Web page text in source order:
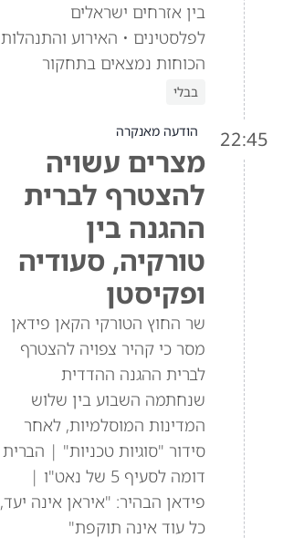
בין אזרחים ישראלים
לפלסטינים • האירוע והתנהלות
הכוחות נמצאים בתחקור
בבלי
22:45 הודעה מאנקרה
מצרים עשויה
להצטרף לברית
ההגנה בין
טורקיה, סעודיה
ופקיסטן
שר החוץ הטורקי הקאן פידאן
מסר כי קהיר צפויה להצטרף
לברית ההגנה ההדדית
שנחתמה השבוע בין שלוש
המדינות המוסלמיות, לאחר
סידור "סוגיות טכניות" | הברית
דומה לסעיף 5 של נאט"ו |
פידאן הבהיר: "איראן אינה יעד,
כל עוד אינה תוקפת"